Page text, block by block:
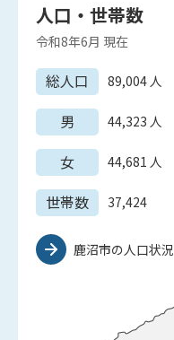
人口・世帯数
令和8年6月 現在
総人口 89,004 人
男 44,323 人
女 44,681 人
世帯数 37,424
鹿沼市の人口状況